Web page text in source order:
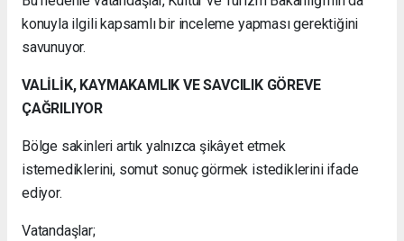
konuyla ilgili kapsamlı bir inceleme yapması gerektiğini
savunuyor.
VALİLİK, KAYMAKAMLIK VE SAVCILIK GÖREVE
ÇAĞRILIYOR
Bölge sakinleri artık yalnızca şikâyet etmek
istemediklerini, somut sonuç görmek istediklerini ifade
ediyor.
Vatandaşlar;